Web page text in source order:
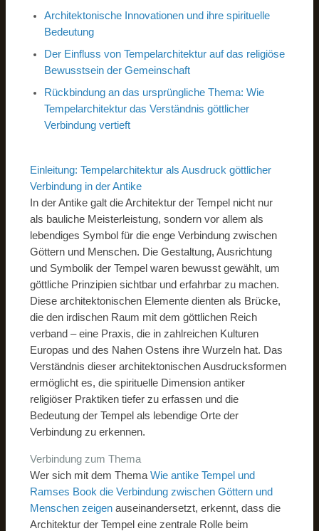
Architektonische Innovationen und ihre spirituelle
Bedeutung
Der Einfluss von Tempelarchitektur auf das religiöse
Bewusstsein der Gemeinschaft
Rückbindung an das ursprüngliche Thema: Wie
Tempelarchitektur das Verständnis göttlicher
Verbindung vertieft
Einleitung: Tempelarchitektur als Ausdruck göttlicher
Verbindung in der Antike
In der Antike galt die Architektur der Tempel nicht nur
als bauliche Meisterleistung, sondern vor allem als
lebendiges Symbol für die enge Verbindung zwischen
Göttern und Menschen. Die Gestaltung, Ausrichtung
und Symbolik der Tempel waren bewusst gewählt, um
göttliche Prinzipien sichtbar und erfahrbar zu machen.
Diese architektonischen Elemente dienten als Brücke,
die den irdischen Raum mit dem göttlichen Reich
verband – eine Praxis, die in zahlreichen Kulturen
Europas und des Nahen Ostens ihre Wurzeln hat. Das
Verständnis dieser architektonischen Ausdrucksformen
ermöglicht es, die spirituelle Dimension antiker
religiöser Praktiken tiefer zu erfassen und die
Bedeutung der Tempel als lebendige Orte der
Verbindung zu erkennen.
Verbindung zum Thema
Wer sich mit dem ThemaWie antike Tempel und
Ramses Book die Verbindung zwischen Göttern und
Menschen zeigen auseinandersetzt, erkennt, dass die
Architektur der Tempel eine zentrale Rolle beim